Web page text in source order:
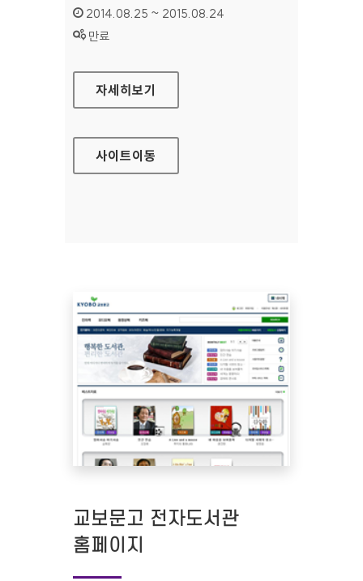
인증기간 :
2014.08.25 ~ 2015.08.24
상태 :
만료
보건복지부 기초연금
자세히보기
사이트이동
교보문고 전자도서관
홈페이지